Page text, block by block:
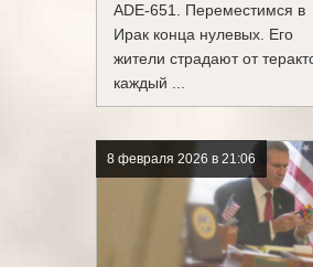
ADE-651. Переместимся в
Ирак конца нулевых. Его
жители страдают от
каждый ...
8 февраля 2026 в 21:06